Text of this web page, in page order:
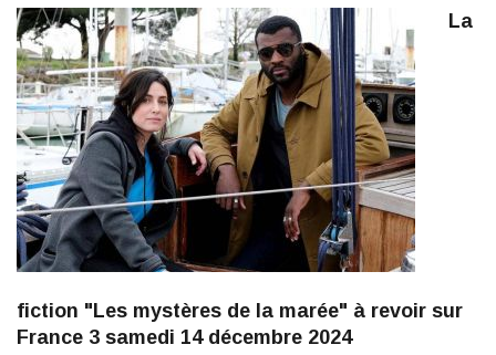
La
fiction "Les mystères de la marée" à revoir sur
France 3 samedi 14 décembre 2024